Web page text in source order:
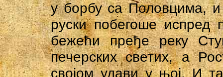
у борбу са Половцима, и
руски побегоше испред
бежећи пређе реку
печерских светих, а
својом удави у њој. И